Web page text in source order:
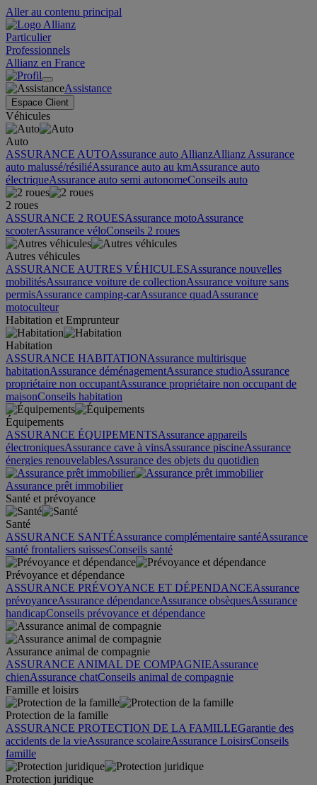
Aller au contenu principal
Particulier
Professionnels
Allianz en France
Assistance
Espace Client
Véhicules
Auto
ASSURANCE AUTOAssurance auto AllianzAllianz Assurance
auto malussé/résiliéAssurance auto au kmAssurance auto
électriqueAssurance auto semi autonomeConseils auto
2 roues
ASSURANCE 2 ROUESAssurance motoAssurance
scooterAssurance véloConseils 2 roues
Autres véhicules
ASSURANCE AUTRES VÉHICULESAssurance nouvelles
mobilitésAssurance voiture de collectionAssurance voiture sans
permisAssurance camping-carAssurance quadAssurance
motoculteur
Habitation et Emprunteur
Habitation
ASSURANCE HABITATIONAssurance multirisque
habitationAssurance déménagementAssurance studioAssurance
propriétaire non occupantAssurance propriétaire non occupant de
maisonConseils habitation
Équipements
ASSURANCE ÉQUIPEMENTSAssurance appareils
électroniquesAssurance cave à vinsAssurance piscineAssurance
énergies renouvelablesAssurance des objets du quotidien
Assurance prêt immobilier
Santé et prévoyance
Santé
ASSURANCE SANTÉAssurance complémentaire santéAssurance
santé frontaliers suissesConseils santé
Prévoyance et dépendance
ASSURANCE PRÉVOYANCE ET DÉPENDANCEAssurance
prévoyanceAssurance dépendanceAssurance obsèquesAssurance
handicapConseils prévoyance et dépendance
Assurance animal de compagnie
ASSURANCE ANIMAL DE COMPAGNIEAssurance
chienAssurance chatConseils animal de compagnie
Famille et loisirs
Protection de la famille
ASSURANCE PROTECTION DE LA FAMILLEGarantie des
accidents de la vieAssurance scolaireAssurance LoisirsConseils
famille
Protection juridique